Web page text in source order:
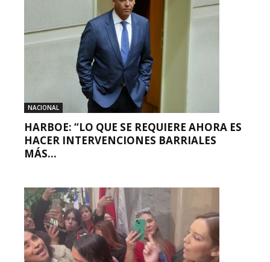
NACIONAL
HARBOE: “LO QUE SE REQUIERE AHORA ES
HACER INTERVENCIONES BARRIALES
MÁS...